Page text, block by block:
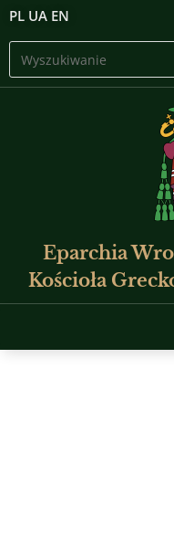
PL UA EN
Eparchia
Kościoła